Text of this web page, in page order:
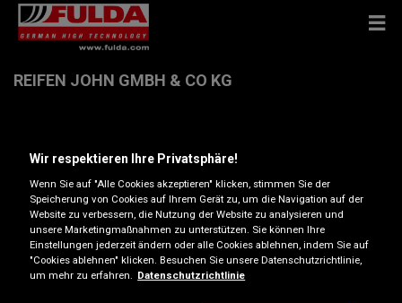
REIFEN JOHN GMBH & CO KG
Anfahrtsbeschreibung
Telefonnummer anzeigen
Besuchen Sie die Website des Händlers
Wir respektieren Ihre Privatsphäre!
Wenn Sie auf "Alle Cookies akzeptieren" klicken, stimmen Sie der
Speicherung von Cookies auf Ihrem Gerät zu, um die Navigation auf der
Website zu verbessern, die Nutzung der Website zu analysieren und
unsere Marketingmaßnahmen zu unterstützen. Sie können Ihre
Einstellungen jederzeit ändern oder alle Cookies ablehnen, indem Sie auf
"Cookies ablehnen" klicken. Besuchen Sie unsere Datenschutzrichtlinie,
um mehr zu erfahren. Datenschutzrichtlinie